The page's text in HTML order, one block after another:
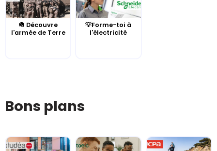
🪖 Découvre
l'armée de Terre
💡Forme-toi à
l'électricité
Bons plans